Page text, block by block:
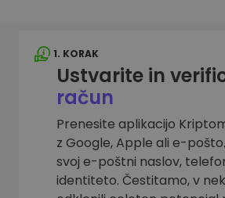
1. KORAK
Ustvarite in
račun
Prenesite aplikacijo
z Google, Apple ali e-
svoj e-poštni naslov,
identiteto. Čestitamo, v